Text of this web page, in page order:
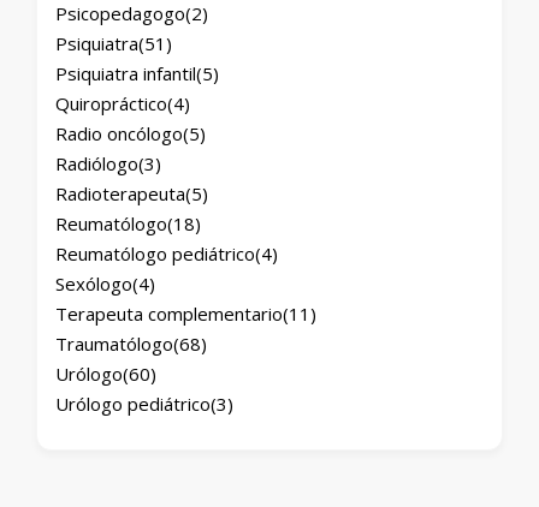
Psicopedagogo(2)
Psiquiatra(51)
Psiquiatra infantil(5)
Quiropráctico(4)
Radio oncólogo(5)
Radiólogo(3)
Radioterapeuta(5)
Reumatólogo(18)
Reumatólogo pediátrico(4)
Sexólogo(4)
Terapeuta complementario(11)
Traumatólogo(68)
Urólogo(60)
Urólogo pediátrico(3)